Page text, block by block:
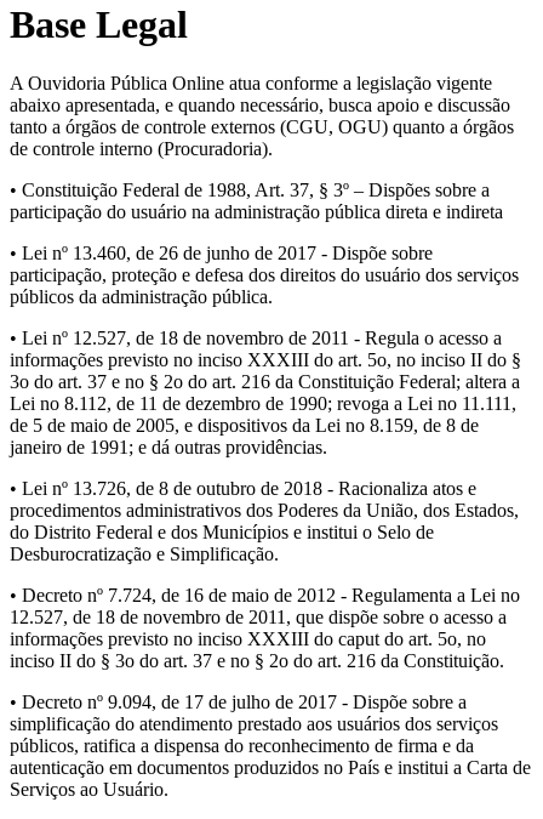
Base Legal
A Ouvidoria Pública Online atua conforme a legislação vigente
abaixo apresentada, e quando necessário, busca apoio e discussão
tanto a órgãos de controle externos (CGU, OGU) quanto a órgãos
de controle interno (Procuradoria).
• Constituição Federal de 1988, Art. 37, § 3º – Dispões sobre a
participação do usuário na administração pública direta e indireta
• Lei nº 13.460, de 26 de junho de 2017 - Dispõe sobre
participação, proteção e defesa dos direitos do usuário dos serviços
públicos da administração pública.
• Lei nº 12.527, de 18 de novembro de 2011 - Regula o acesso a
informações previsto no inciso XXXIII do art. 5o, no inciso II do §
3o do art. 37 e no § 2o do art. 216 da Constituição Federal; altera a
Lei no 8.112, de 11 de dezembro de 1990; revoga a Lei no 11.111,
de 5 de maio de 2005, e dispositivos da Lei no 8.159, de 8 de
janeiro de 1991; e dá outras providências.
• Lei nº 13.726, de 8 de outubro de 2018 - Racionaliza atos e
procedimentos administrativos dos Poderes da União, dos Estados,
do Distrito Federal e dos Municípios e institui o Selo de
Desburocratização e Simplificação.
• Decreto nº 7.724, de 16 de maio de 2012 - Regulamenta a Lei no
12.527, de 18 de novembro de 2011, que dispõe sobre o acesso a
informações previsto no inciso XXXIII do caput do art. 5o, no
inciso II do § 3o do art. 37 e no § 2o do art. 216 da Constituição.
• Decreto nº 9.094, de 17 de julho de 2017 - Dispõe sobre a
simplificação do atendimento prestado aos usuários dos serviços
públicos, ratifica a dispensa do reconhecimento de firma e da
autenticação em documentos produzidos no País e institui a Carta de
Serviços ao Usuário.